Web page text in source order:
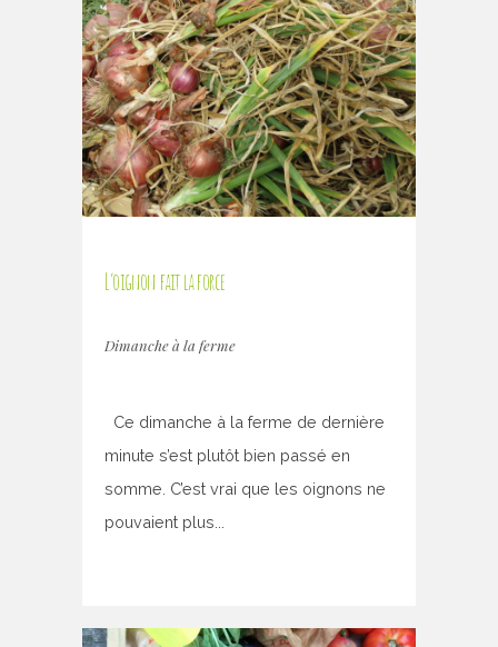
L’oignon fait la force
Dimanche à la ferme
Ce dimanche à la ferme de dernière
minute s’est plutôt bien passé en
somme. C’est vrai que les oignons ne
pouvaient plus...